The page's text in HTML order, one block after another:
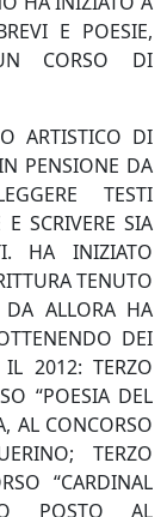
E POESIE,
CORSO DI
ARTISTICO DI
PENSIONE DA
TESTI
SCRIVERE SIA
HA INIZIATO
TENUTO
ALLORA HA
DEI
2012: TERZO
“POESIA DEL
AL CONCORSO
TERZO
“CARDINAL
POSTO AL